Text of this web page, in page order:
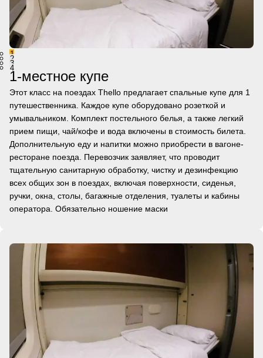
1
2
3
4
1-местное купе
Этот класс на поездах Thello предлагает спальные купе для 1
путешественника. Каждое купе оборудовано розеткой и
умывальником. Комплект постельного белья, а также легкий
прием пищи, чай/кофе и вода включены в стоимость билета.
Дополнительную еду и напитки можно приобрести в вагоне-
ресторане поезда. Перевозчик заявляет, что проводит
тщательную санитарную обработку, чистку и дезинфекцию
всех общих зон в поездах, включая поверхности, сиденья,
ручки, окна, столы, багажные отделения, туалеты и кабины
оператора. Обязательно ношение маски